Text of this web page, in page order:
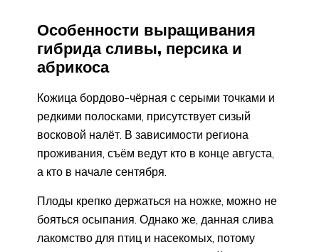
Особенности выращивания
гибрида сливы, персика и
абрикоса
Кожица бордово-чёрная с серыми точками и
редкими полосками, присутствует сизый
восковой налёт. В зависимости региона
проживания, съём ведут кто в конце августа,
а кто в начале сентября.
Плоды крепко держаться на ножке, можно не
бояться осыпания. Однако же, данная слива
лакомство для птиц и насекомых, потому